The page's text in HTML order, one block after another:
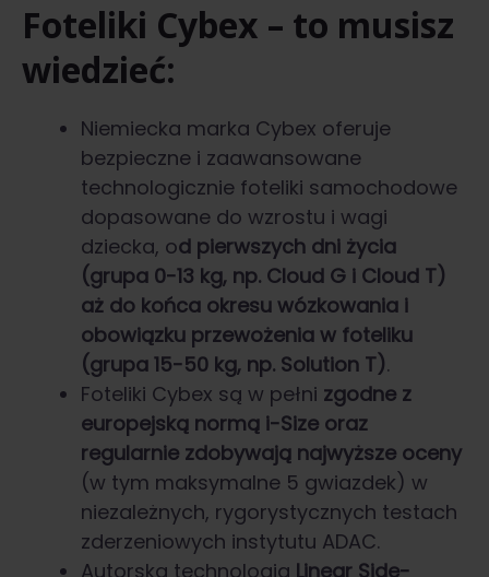
Foteliki Cybex – to musisz
wiedzieć:
Niemiecka marka Cybex oferuje
bezpieczne i zaawansowane
technologicznie foteliki samochodowe
dopasowane do wzrostu i wagi
dziecka, od pierwszych dni życia
(grupa 0-13 kg, np. Cloud G i Cloud T)
aż do końca okresu wózkowania i
obowiązku przewożenia w foteliku
(grupa 15-50 kg, np. Solution T).
Foteliki Cybex są w pełni zgodne z
europejską normą i-Size oraz
regularnie zdobywają najwyższe oceny
(w tym maksymalne 5 gwiazdek) w
niezależnych, rygorystycznych testach
zderzeniowych instytutu ADAC.
Autorska technologia Linear Side-